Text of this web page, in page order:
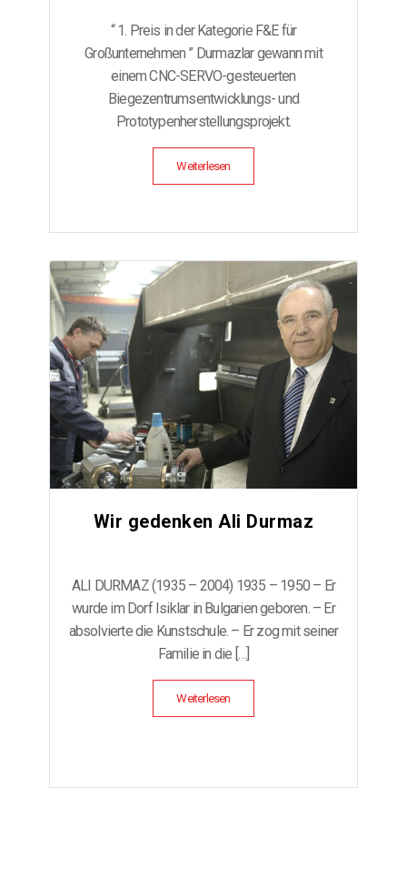
“ 1. Preis in der Kategorie F&E für
Großunternehmen ” Durmazlar gewann mit
einem CNC-SERVO-gesteuerten
Biegezentrumsentwicklungs- und
Prototypenherstellungsprojekt.
Weiterlesen
Wir gedenken Ali Durmaz
ALI DURMAZ (1935 – 2004) 1935 – 1950 – Er
wurde im Dorf Isiklar in Bulgarien geboren. – Er
absolvierte die Kunstschule. – Er zog mit seiner
Familie in die […]
Weiterlesen